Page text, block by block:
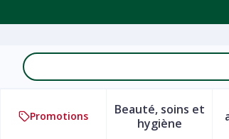
Rechercher
Promotions
Beauté, soins et
hygièneAfficher le